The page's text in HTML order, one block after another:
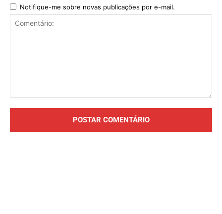
Notifique-me sobre novas publicações por e-mail.